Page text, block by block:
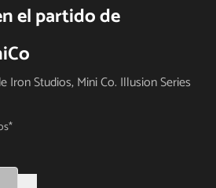
el partido de
Iron Studios, Mini Co. Illusion Series